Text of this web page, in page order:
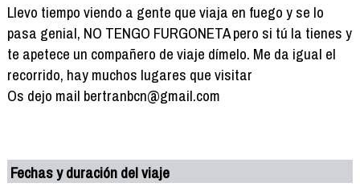
Llevo tiempo viendo a gente que viaja en fuego y se lo
pasa genial, NO TENGO FURGONETA pero si tú la tienes y
te apetece un compañero de viaje dímelo. Me da igual el
recorrido, hay muchos lugares que visitar
Os dejo mail bertranbcn@gmail.com
Fechas y duración del viaje